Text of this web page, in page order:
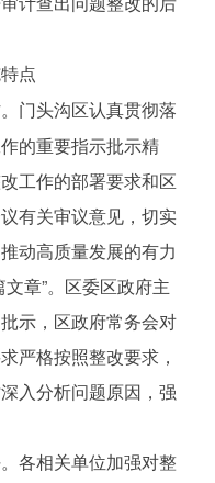
点
门头沟区认真贯彻落
的重要指示批示精
工作的部署要求和区
有关审议意见，切实
动高质量发展的有力
章”。区委区政府主
示，区政府常务会对
严格按照整改要求，
入分析问题原因，强
各相关单位加强对整